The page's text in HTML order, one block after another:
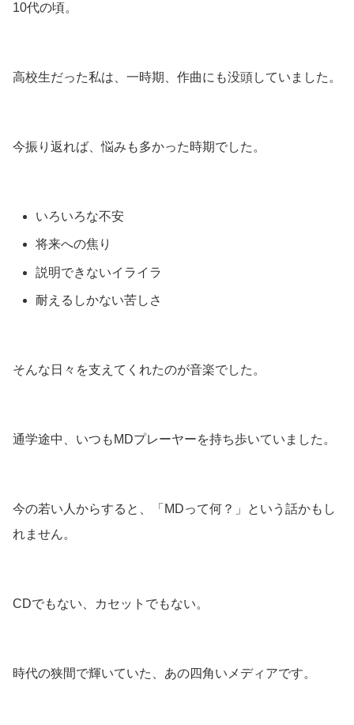
10代の頃。
高校生だった私は、一時期、作曲にも没頭していました。
今振り返れば、悩みも多かった時期でした。
いろいろな不安
将来への焦り
説明できないイライラ
耐えるしかない苦しさ
そんな日々を支えてくれたのが音楽でした。
通学途中、いつもMDプレーヤーを持ち歩いていました。
今の若い人からすると、「MDって何？」という話かもし
れません。
CDでもない、カセットでもない。
時代の狭間で輝いていた、あの四角いメディアです。